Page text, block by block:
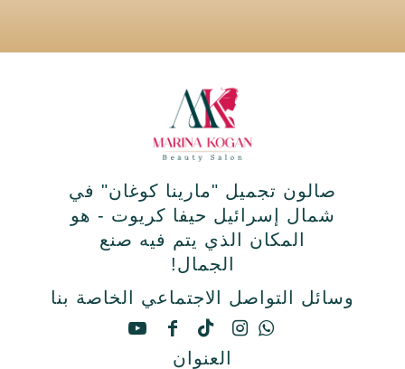
صالون تجميل "مارينا كوغان" في
شمال إسرائيل حيفا كريوت - هو
المكان الذي يتم فيه صنع
الجمال!
وسائل التواصل الاجتماعي الخاصة بنا
العنوان